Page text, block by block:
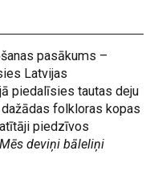
pasākums –
Latvijas
piedalīsies tautas deju
folkloras kopas
piedzīvos
Mēs deviņi bāleliņi